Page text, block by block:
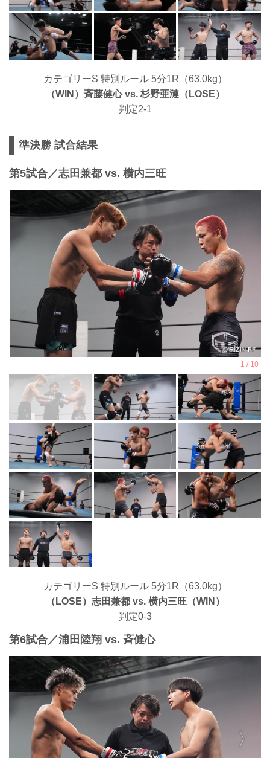
カテゴリーS 特別ルール 5分1R（63.0kg）
（WIN）⻫藤健心 vs. 杉野亜漣（LOSE）
判定2-1
準決勝 試合結果
第5試合／志田兼都 vs. 横内三旺
カテゴリーS 特別ルール 5分1R（63.0kg）
（LOSE）志田兼都 vs. 横内三旺（WIN）
判定0-3
第6試合／浦田陸翔 vs. 斉健心